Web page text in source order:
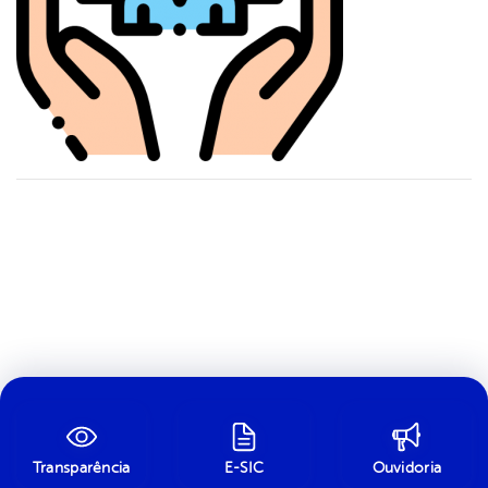
Transparência E-SIC Ouvidoria